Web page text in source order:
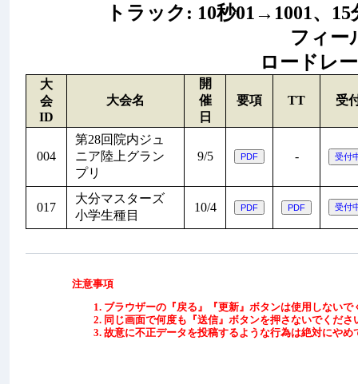
トラック: 10秒01→1001、
フィー
ロードレ
大
会
ID
大会名
開
催
日
要項 TT 受
004
第28回院内ジュ
ニア陸上グラン
プリ
9/5 -
017
大分マスターズ
小学生種目
10/4
注意事項
ブラウザーの『戻る』『更新』ボタンは使用しないで
同じ画面で何度も『送信』ボタンを押さないでくださ
故意に不正データを投稿するような行為は絶対にやめ